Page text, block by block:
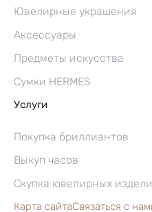
Ювелирные украшения
Аксессуары
Предметы искусства
Сумки HERMES
Услуги
Покупка бриллиантов
Выкуп часов
Скупка ювелирных
Карта сайтаСвязаться с